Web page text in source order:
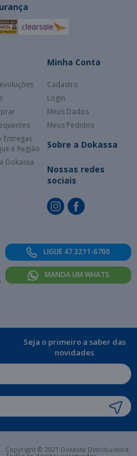
Entregas
e Região
Dokassa
Minha Conta
Cadastro
Login
Meus Dados
Meus Pedidos
Sobre a Dokassa
Nossas redes
sociais
LIGUE 47 3211-6700
MANDA UM WHATS
Seja o primeiro a saber das
novidades
Copyright © 2021 Dokassa Distribuidora.